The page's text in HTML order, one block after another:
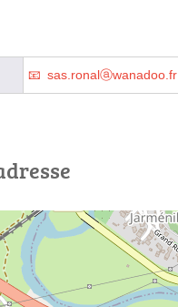
sas.ronalⓐwanadoo.fr